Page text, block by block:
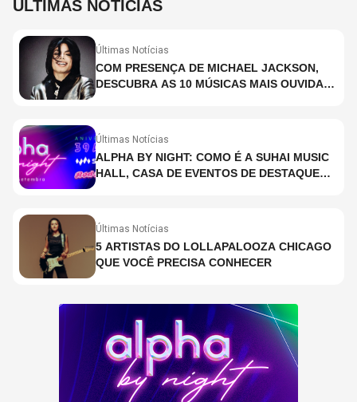
ÚLTIMAS NOTÍCIAS
Últimas Notícias
COM PRESENÇA DE MICHAEL JACKSON,
DESCUBRA AS 10 MÚSICAS MAIS OUVIDAS
Últimas Notícias
ALPHA BY NIGHT: COMO É A SUHAI MUSIC
HALL, CASA DE EVENTOS DE DESTAQUE
Últimas Notícias
5 ARTISTAS DO LOLLAPALOOZA CHICAGO
QUE VOCÊ PRECISA CONHECER